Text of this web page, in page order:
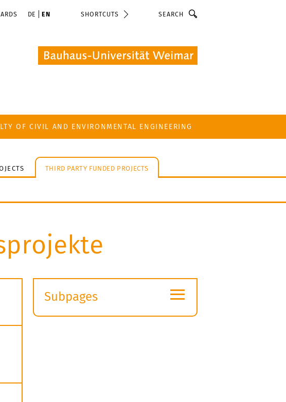
DE EN SHORTCUTS
OF CIVIL AND ENVIRONMENTAL ENGINEERING
THIRD PARTY FUNDED PROJECTS
Subpages
≡